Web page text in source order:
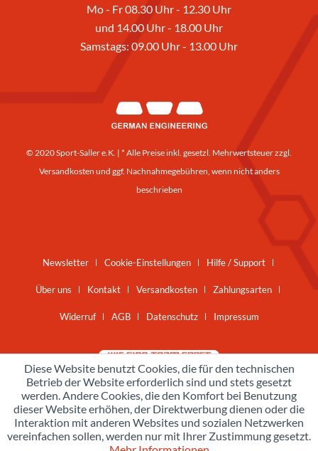
Mo - Fr 08.30 Uhr - 12.30 Uhr
und 14.00 Uhr - 18.00 Uhr
Samstags: 09.00 Uhr - 13.00 Uhr
© 2020 Sport-Saller e.K. | * Alle Preise inkl. gesetzl. Mehrwertsteuer zzgl.
Versandkosten und ggf. Nachnahmegebühren, wenn nicht anders
beschrieben
Newsletter Cookie-Einstellungen Hilfe / Support
Über uns Kontakt Versandkosten Zahlungsarten
Widerruf AGB Datenschutz Impressum
Diese Website benutzt Cookies, die für den technischen
Betrieb der Website erforderlich sind und stets gesetzt
werden. Andere Cookies, die den Komfort bei Benutzung
dieser Website erhöhen, der Direktwerbung dienen oder die
Interaktion mit anderen Websites und sozialen Netzwerken
vereinfachen sollen, werden nur mit Ihrer Zustimmung gesetzt.